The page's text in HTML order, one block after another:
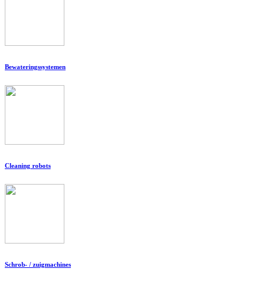
Bewateringssystemen
Cleaning robots
Schrob- / zuigmachines